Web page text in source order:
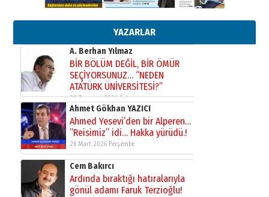
YAZARLAR
Bir fotoğraf, bir şehir, bir
gazeteci… Dizginler kimin
A. Berhan Yılmaz
BİR BÖLÜM DEĞİL, BİR ÖMÜR
SEÇİYORSUNUZ… “NEDEN
ATATÜRK ÜNİVERSİTESİ?”
28 Temmuz 2026 Salı
Ahmet Gökhan YAZICI
Ahmed Yesevi’den bir Alperen…
”Reisimiz” idi… Hakka yürüdü.!
26 Mart 2026 Perşembe
Cem Bakırcı
Ardında bıraktığı hatıralarıyla
gönül adamı Faruk Terzioğlu!